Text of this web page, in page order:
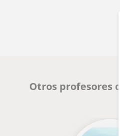
Otros profesores